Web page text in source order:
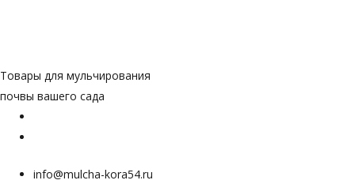
Товары для мульчирования
почвы вашего сада
info@mulcha-kora54.ru